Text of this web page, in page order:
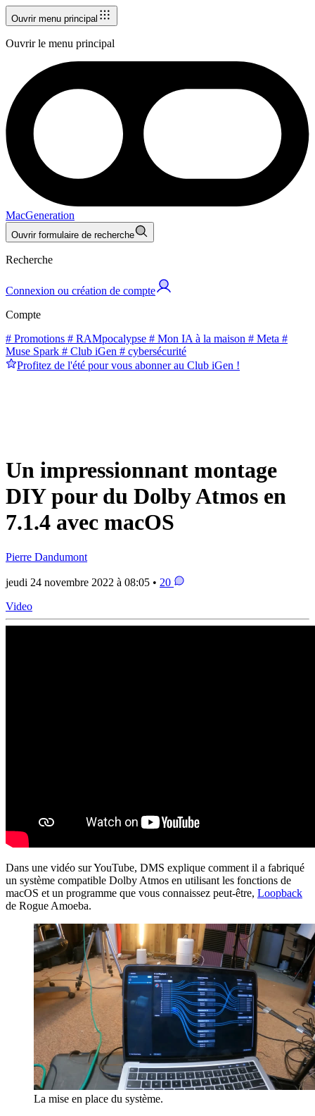
Ouvrir menu principal
Ouvrir le menu principal
MacGeneration
Ouvrir formulaire de recherche
Recherche
Connexion ou création de compte
Compte
# Promotions # RAMpocalypse # Mon IA à la maison # Meta #
Muse Spark # Club iGen # cybersécurité
Profitez de l'été pour vous abonner au Club iGen !
Un impressionnant montage
DIY pour du Dolby Atmos en
7.1.4 avec macOS
Pierre Dandumont
jeudi 24 novembre 2022 à 08:05 • 20
Video
Dans une vidéo sur YouTube, DMS explique comment il a fabriqué
un système compatible Dolby Atmos en utilisant les fonctions de
macOS et un programme que vous connaissez peut-être, Loopback
de Rogue Amoeba.
La mise en place du système.